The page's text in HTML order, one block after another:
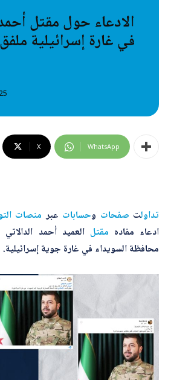
الادعاء حول مقتل
في غارة إسرائيلية ملفق
X WhatsApp
تداولت صفحات وحسابات عبر منصات
ادعاء مفاده مقتل العميد أحمد
محافظة السويداء في غارة جوية إسرائيلية.